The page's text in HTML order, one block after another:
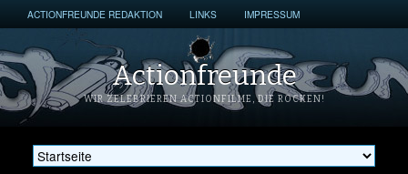
ACTIONFREUNDE REDAKTION LINKS IMPRESSUM
Actionfreunde
WIR ZELEBRIEREN ACTIONFILME, DIE ROCKEN!